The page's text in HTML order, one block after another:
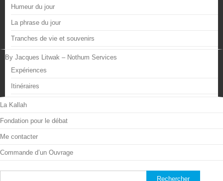
Humeur du jour
La phrase du jour
Tranches de vie et souvenirs
By Jacques Litwak – Nothum Services
Expériences
Itinéraires
La Kallah
Fondation pour le débat
Me contacter
Commande d’un Ouvrage